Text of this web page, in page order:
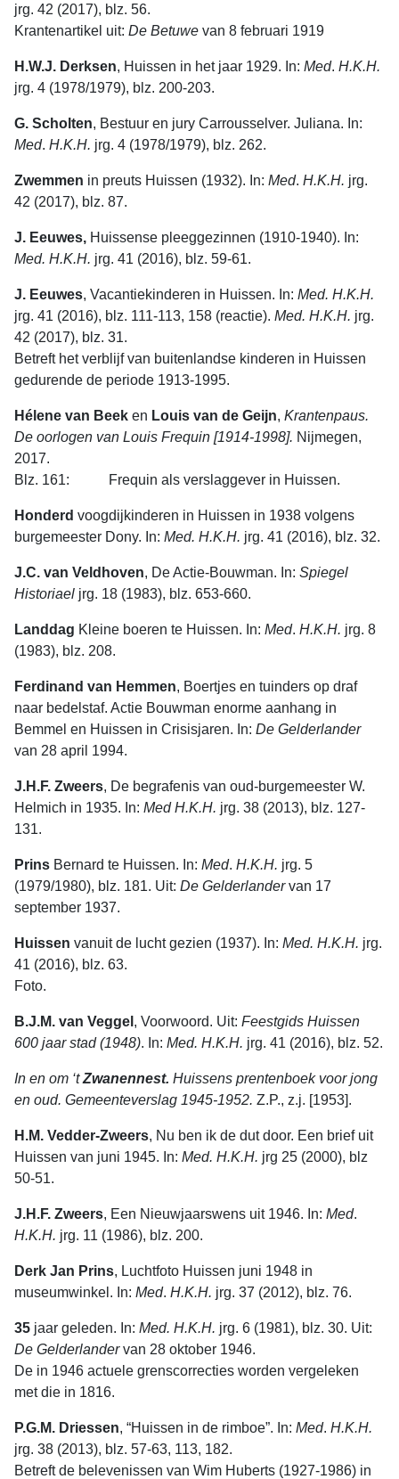
jrg. 42 (2017), blz. 56.
Krantenartikel uit: De Betuwe van 8 februari 1919
H.W.J. Derksen, Huissen in het jaar 1929. In: Med. H.K.H.
jrg. 4 (1978/1979), blz. 200-203.
G. Scholten, Bestuur en jury Carrousselver. Juliana. In:
Med. H.K.H. jrg. 4 (1978/1979), blz. 262.
Zwemmen in preuts Huissen (1932). In: Med. H.K.H. jrg.
42 (2017), blz. 87.
J. Eeuwes, Huissense pleeggezinnen (1910-1940). In:
Med. H.K.H. jrg. 41 (2016), blz. 59-61.
J. Eeuwes, Vacantiekinderen in Huissen. In: Med. H.K.H.
jrg. 41 (2016), blz. 111-113, 158 (reactie). Med. H.K.H. jrg.
42 (2017), blz. 31.
Betreft het verblijf van buitenlandse kinderen in Huissen
gedurende de periode 1913-1995.
Hélene van Beek en Louis van de Geijn, Krantenpaus.
De oorlogen van Louis Frequin [1914-1998]. Nijmegen,
2017.
Blz. 161: Frequin als verslaggever in Huissen.
Honderd voogdijkinderen in Huissen in 1938 volgens
burgemeester Dony. In: Med. H.K.H. jrg. 41 (2016), blz. 32.
J.C. van Veldhoven, De Actie-Bouwman. In: Spiegel
Historiael jrg. 18 (1983), blz. 653-660.
Landdag Kleine boeren te Huissen. In: Med. H.K.H. jrg. 8
(1983), blz. 208.
Ferdinand van Hemmen, Boertjes en tuinders op draf
naar bedelstaf. Actie Bouwman enorme aanhang in
Bemmel en Huissen in Crisisjaren. In: De Gelderlander
van 28 april 1994.
J.H.F. Zweers, De begrafenis van oud-burgemeester W.
Helmich in 1935. In: Med H.K.H. jrg. 38 (2013), blz. 127-
131.
Prins Bernard te Huissen. In: Med. H.K.H. jrg. 5
(1979/1980), blz. 181. Uit: De Gelderlandervan 17
september 1937.
Huissen vanuit de lucht gezien (1937). In: Med. H.K.H. jrg.
41 (2016), blz. 63.
Foto.
B.J.M. van Veggel , Voorwoord. Uit: Feestgids Huissen
600 jaar stad (1948). In: Med. H.K.H. jrg. 41 (2016), blz. 52.
In en om ‘tZwanennest. Huissens prentenboek voor jong
en oud. Gemeenteverslag 1945-1952. Z.P., z.j. [1953].
H.M. Vedder-Zweers, Nu ben ik de dut door. Een brief uit
Huissen van juni 1945. In: Med. H.K.H. jrg 25 (2000), blz
50-51.
J.H.F. Zweers, Een Nieuwjaarswens uit 1946. In: Med.
H.K.H. jrg. 11 (1986), blz. 200.
Derk Jan Prins, Luchtfoto Huissen juni 1948 in
museumwinkel. In: Med. H.K.H. jrg. 37 (2012), blz. 76.
35 jaar geleden. In: Med. H.K.H. jrg. 6 (1981), blz. 30. Uit:
De Gelderlandervan 28 oktober 1946.
De in 1946 actuele grenscorrecties worden vergeleken
met die in 1816.
P.G.M. Driessen, “Huissen in de rimboe”. In: Med. H.K.H.
jrg. 38 (2013), blz. 57-63, 113, 182.
Betreft de belevenissen van Wim Huberts (1927-1986) in